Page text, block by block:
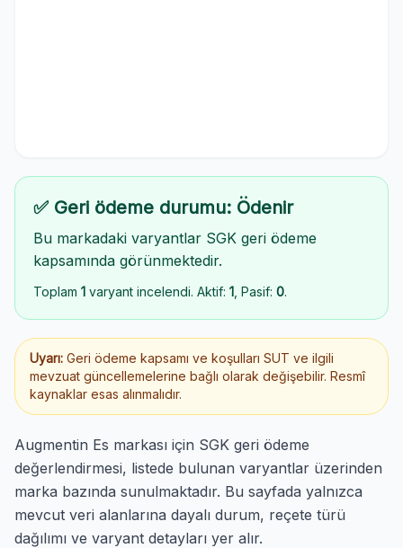
✅ Geri ödeme durumu: Ödenir
Bu markadaki varyantlar SGK geri ödeme
kapsamında görünmektedir.
Toplam 1 varyant incelendi. Aktif: 1 , Pasif: 0.
Uyarı: Geri ödeme kapsamı ve koşulları SUT ve ilgili
mevzuat güncellemelerine bağlı olarak değişebilir. Resmî
kaynaklar esas alınmalıdır.
Augmentin Es markası için SGK geri ödeme
değerlendirmesi, listede bulunan varyantlar üzerinden
marka bazında sunulmaktadır. Bu sayfada yalnızca
mevcut veri alanlarına dayalı durum, reçete türü
dağılımı ve varyant detayları yer alır.